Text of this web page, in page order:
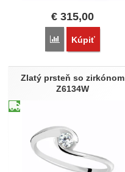
€ 315,00
Porovnať
Kúpiť
Zlatý prsteň so zirkónom
Z6134W